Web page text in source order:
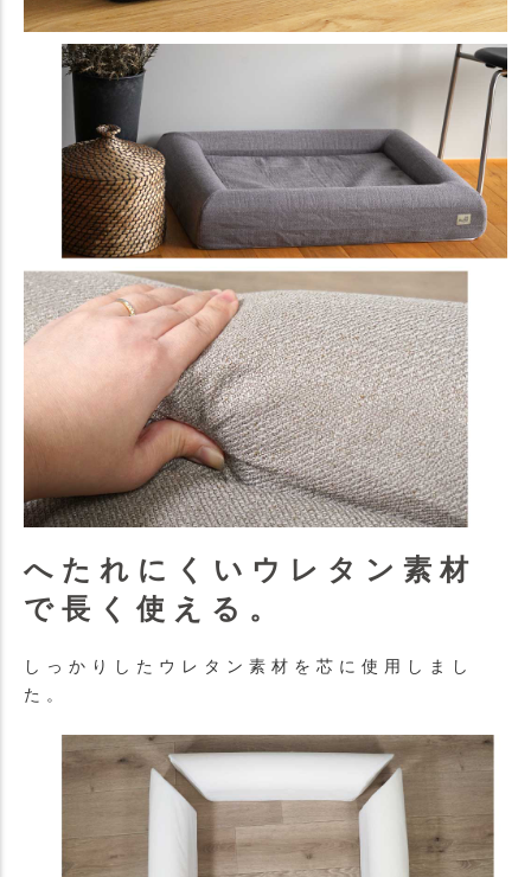
へたれにくいウレタン素材
で長く使える。
しっかりしたウレタン素材を芯に使用しまし
た。